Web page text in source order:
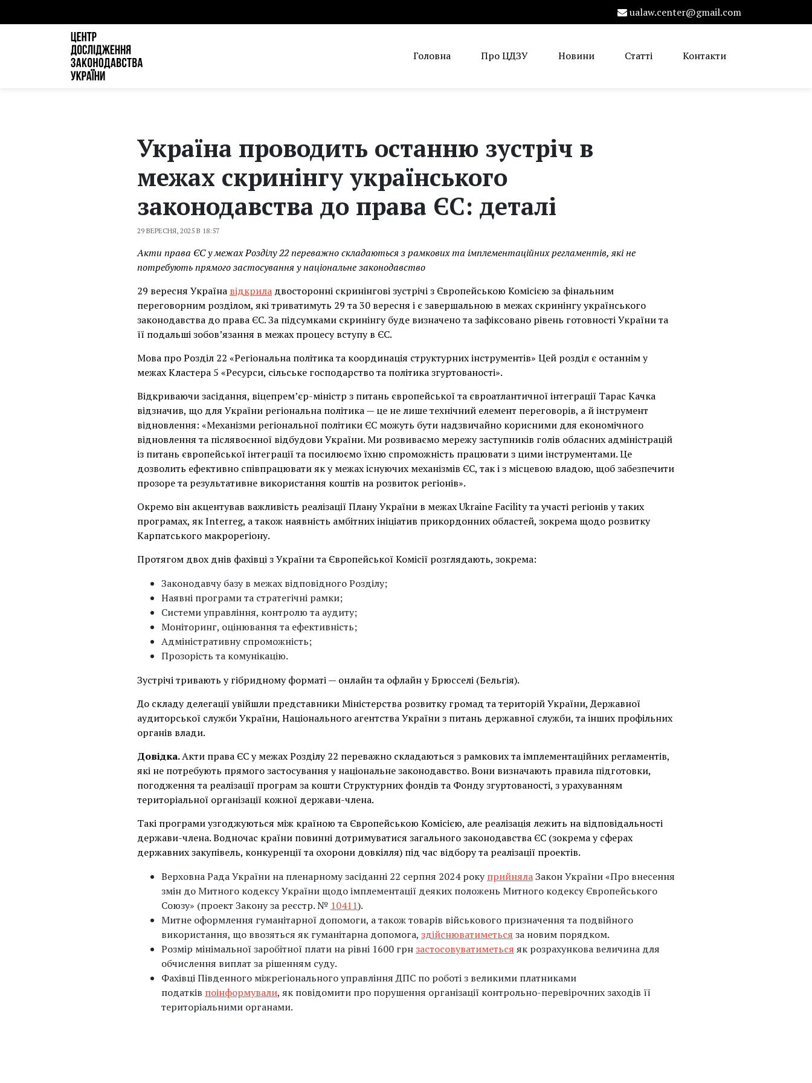
ualaw.center@gmail.com
Головна Про ЦДЗУ Новини Статті Контакти
Україна проводить останню зустріч в
межах скринінгу українського
законодавства до права ЄС: деталі
29 ВЕРЕСНЯ, 2025 В 18:57
Акти права ЄС у межах Розділу 22 переважно складаються з рамкових та імплементаційних регламентів, які не
потребують прямого застосування у національне законодавство
29 вересня Україна відкрила двосторонні скринінгові зустрічі з Європейською Комісією за фінальним
переговорним розділом, які триватимуть 29 та 30 вересня і є завершальною в межах скринінгу українського
законодавства до права ЄС. За підсумками скринінгу буде визначено та зафіксовано рівень готовності України та
її подальші зобовʼязання в межах процесу вступу в ЄС.
Мова про Розділ 22 «Регіональна політика та координація структурних інструментів» Цей розділ є останнім у
межах Кластера 5 «Ресурси, сільське господарство та політика згуртованості».
Відкриваючи засідання, віцепрем’єр-міністр з питань європейської та євроатлантичної інтеграції Тарас Качка
відзначив, що для України регіональна політика — це не лише технічний елемент переговорів, а й інструмент
відновлення: «Механізми регіональної політики ЄС можуть бути надзвичайно корисними для економічного
відновлення та післявоєнної відбудови України. Ми розвиваємо мережу заступників голів обласних адміністрацій
із питань європейської інтеграції та посилюємо їхню спроможність працювати з цими інструментами. Це
дозволить ефективно співпрацювати як у межах існуючих механізмів ЄС, так і з місцевою владою, щоб забезпечити
прозоре та результативне використання коштів на розвиток регіонів».
Окремо він акцентував важливість реалізації Плану України в межах Ukraine Facility та участі регіонів у таких
програмах, як Interreg, а також наявність амбітних ініціатив прикордонних областей, зокрема щодо розвитку
Карпатського макрорегіону.
Протягом двох днів фахівці з України та Європейської Комісії розглядають, зокрема:
Законодавчу базу в межах відповідного Розділу;
Наявні програми та стратегічні рамки;
Системи управління, контролю та аудиту;
Моніторинг, оцінювання та ефективність;
Адміністративну спроможність;
Прозорість та комунікацію.
Зустрічі тривають у гібридному форматі — онлайн та офлайн у Брюсселі (Бельгія).
До складу делегації увійшли представники Міністерства розвитку громад та територій України, Державної
аудиторської служби України, Національного агентства України з питань державної служби, та інших профільних
органів влади.
Довідка.Акти права ЄС у межах Розділу 22 переважно складаються з рамкових та імплементаційних регламентів,
які не потребують прямого застосування у національне законодавство. Вони визначають правила підготовки,
погодження та реалізації програм за кошти Структурних фондів та Фонду згуртованості, з урахуванням
територіальної організації кожної держави-члена.
Такі програми узгоджуються між країною та Європейською Комісією, але реалізація лежить на відповідальності
держави-члена. Водночас країни повинні дотримуватися загального законодавства ЄС (зокрема у сферах
державних закупівель, конкуренції та охорони довкілля) під час відбору та реалізації проектів.
Верховна Рада України на пленарному засіданні 22 серпня 2024 рокуприйнялаЗакон України «Про внесення
змін до Митного кодексу України щодо імплементації деяких положень Митного кодексу Європейського
Союзу» (проект Закону за реєстр. № 10411).
Митне оформлення гуманітарної допомоги, а також товарів військового призначення та подвійного
використання, що ввозяться як гуманітарна допомога, здійснюватиметься за новим порядком.
Розмір мінімальної заробітної плати на рівні 1600 грнзастосовуватиметься як розрахункова величина для
обчислення виплат за рішенням суду.
Фахівці Південного міжрегіонального управління ДПС по роботі з великими платниками
податків поінформували, як повідомити про порушення організації контрольно-перевірочних заходів її
територіальними органами.